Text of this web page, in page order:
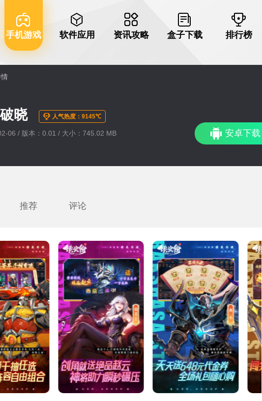
手机游戏 软件应用 资讯攻略 盒子下载 排行榜
晓 人气热度：9145℃
06 / 版本：0.01 / 大小：745.02 MB 安卓下载
推荐 评论